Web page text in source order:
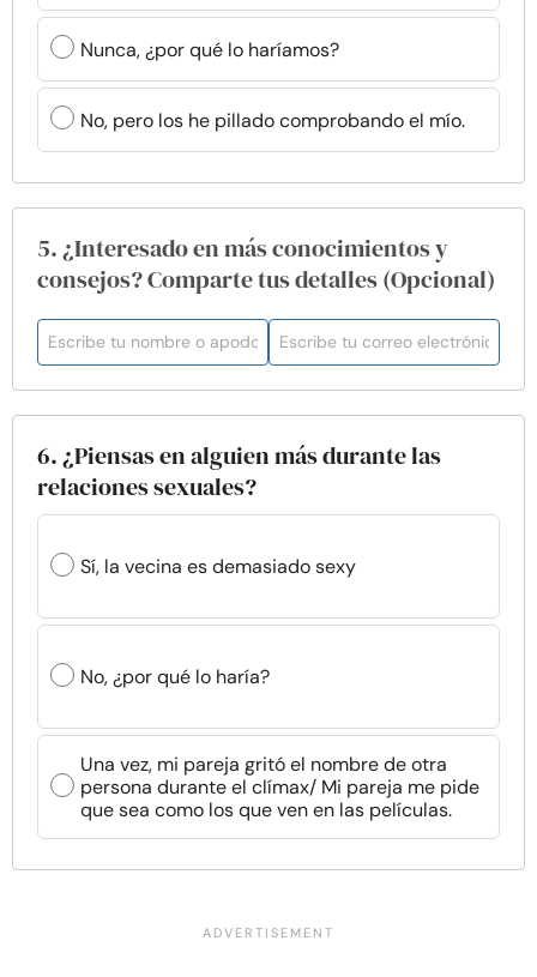
Nunca, ¿por qué lo haríamos?
No, pero los he pillado comprobando el mío.
5. ¿Interesado en más conocimientos y
consejos? Comparte tus detalles (Opcional)
6. ¿Piensas en alguien más durante las
relaciones sexuales?
Sí, la vecina es demasiado sexy
No, ¿por qué lo haría?
Una vez, mi pareja gritó el nombre de otra
persona durante el clímax/ Mi pareja me pide
que sea como los que ven en las películas.